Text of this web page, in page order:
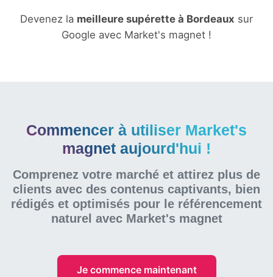
Devenez la meilleure supérette à Bordeaux sur
Google avec Market's magnet !
Commencer à utiliser Market's
magnet aujourd'hui !
Comprenez votre marché et attirez plus de
clients avec des contenus captivants, bien
rédigés et optimisés pour le référencement
naturel avec Market's magnet
Je commence maintenant